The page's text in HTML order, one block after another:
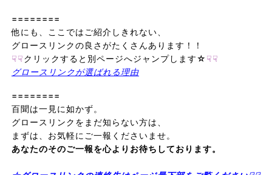
========
他にも、ここではご紹介しきれない、
グロースリンクの良さがたくさんあります！！
☟☟クリックすると別ページへジャンプします☆ ☟☟
グロースリンクが選ばれる理由
========
百聞は一見に如かず。
グロースリンクをまだ知らない方は、
あなたのそのご一報を心よりお待ちしております。